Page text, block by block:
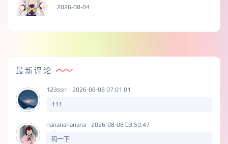
2026-08-04
最新评论
123ssrr 2026-08-08 07:01:01
111
nananananana 2026-08-08 03:59:47
码一下